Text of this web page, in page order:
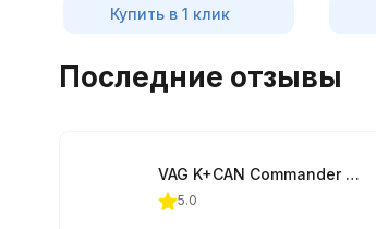
Купить в 1 клик
Последние отзывы
VAG K+CAN Commander 5.5 + Pin Reader 3.9
5.0